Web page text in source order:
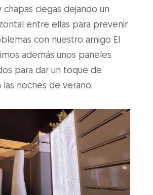
ciegas dejando un
entre ellas para prevenir
con nuestro amigo El
además unos paneles
para dar un toque de
las noches de verano.